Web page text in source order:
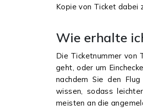
Kopie von Ticket dabei
Wie erhalte
Die Ticketnummer von
geht, oder um
nachdem Sie den
wissen, sodass
meisten an die